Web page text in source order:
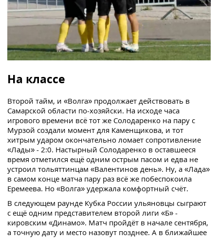
На классе
Второй тайм, и «Волга» продолжает действовать в
Самарской области по-хозяйски. На исходе часа
игрового времени всё тот же Солодаренко на пару с
Мурзой создали момент для Каменщикова, и тот
хитрым ударом окончательно ломает сопротивление
«Лады» - 2:0. Настырный Солодаренко в оставшееся
время отметился ещё одним острым пасом и едва не
устроил тольяттинцам «Валентинов день». Ну, а «Лада»
в самом конце матча пару раз всё же побеспокоила
Еремеева. Но «Волга» удержала комфортный счёт.
В следующем раунде Кубка России ульяновцы сыграют
с ещё одним представителем второй лиги «Б» -
кировским «Динамо». Матч пройдёт в начале сентября,
а точную дату и место назовут позднее. А в ближайшее